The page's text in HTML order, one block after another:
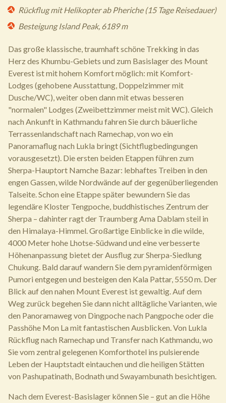
Rückflug mit Helikopter ab Pheriche (15 Tage Reisedauer)
Besteigung Island Peak, 6189 m
Das große klassische, traumhaft schöne Trekking in das
Herz des Khumbu-Gebiets und zum Basislager des Mount
Everest ist mit hohem Komfort möglich: mit Komfort-
Lodges (gehobene Ausstattung, Doppelzimmer mit
Dusche/WC), weiter oben dann mit etwas besseren
"normalen" Lodges (Zweibettzimmer meist mit WC). Gleich
nach Ankunft in Kathmandu fahren Sie durch bäuerliche
Terrassenlandschaft nach Ramechap, von wo ein
Panoramaflug nach Lukla bringt (Sichtflugbedingungen
vorausgesetzt). Die ersten beiden Etappen führen zum
Sherpa-Hauptort Namche Bazar: lebhaftes Treiben in den
engen Gassen, wilde Nordwände auf der gegenüberliegenden
Talseite. Schon eine Etappe später bewundern Sie das
legendäre Kloster Tengpoche, buddhistisches Zentrum der
Sherpa – dahinter ragt der Traumberg Ama Dablam steil in
den Himalaya-Himmel. Großartige Einblicke in die wilde,
4000 Meter hohe Lhotse-Südwand und eine verbesserte
Höhenanpassung bietet der Ausflug zur Sherpa-Siedlung
Chukung. Bald darauf wandern Sie dem pyramidenförmigen
Pumori entgegen und besteigen den Kala Pattar, 5550 m. Der
Blick auf den nahen Mount Everest ist gewaltig. Auf dem
Weg zurück begehen Sie dann nicht alltägliche Varianten, wie
den Panoramaweg von Dingpoche nach Pangpoche oder die
Passhöhe Mon La mit fantastischen Ausblicken. Von Lukla
Rückflug nach Ramechap und Transfer nach Kathmandu, wo
Sie vom zentral gelegenen Komforthotel ins pulsierende
Leben der Hauptstadt eintauchen und die heiligen Stätten
von Pashupatinath, Bodnath und Swayambunath besichtigen.
Nach dem Everest-Basislager können Sie – gut an die Höhe